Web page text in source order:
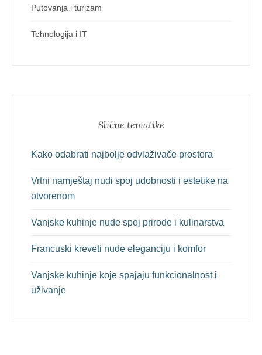
Putovanja i turizam
Tehnologija i IT
Slične tematike
Kako odabrati najbolje odvlaživače prostora
Vrtni namještaj nudi spoj udobnosti i estetike na
otvorenom
Vanjske kuhinje nude spoj prirode i kulinarstva
Francuski kreveti nude eleganciju i komfor
Vanjske kuhinje koje spajaju funkcionalnost i
uživanje